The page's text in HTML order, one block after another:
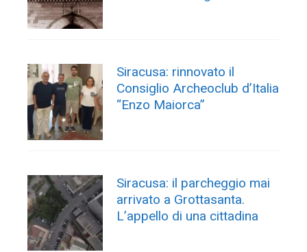
Siracusa: rinnovato il
Consiglio Archeoclub d’Italia
“Enzo Maiorca”
Siracusa: il parcheggio mai
arrivato a Grottasanta.
L’appello di una cittadina